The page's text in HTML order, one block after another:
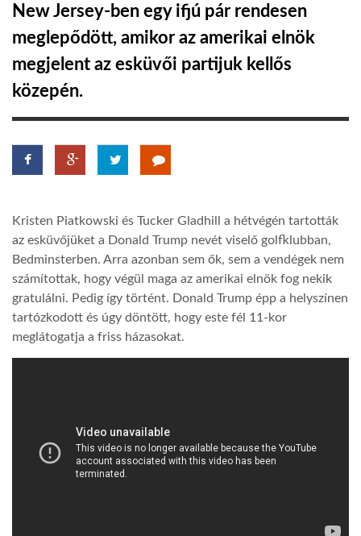
GLOBOTV BP
TROPICALMAGAZIN
AFRIKA TUDÁSTÁR
A NAP SZÉPE
GLOBOZSARU
New Jersey-ben egy ifjú pár rendesen
meglepődött, amikor az amerikai elnök
megjelent az esküvői partijuk kellős
közepén.
Kristen Piatkowski és Tucker Gladhill a hétvégén tartották
az esküvőjüket a Donald Trump nevét viselő golfklubban,
Bedminsterben. Arra azonban sem ők, sem a vendégek nem
számítottak, hogy végül maga az amerikai elnök fog nekik
gratulálni. Pedig így történt. Donald Trump épp a helyszínen
tartózkodott és úgy döntött, hogy este fél 11-kor
meglátogatja a friss házasokat.